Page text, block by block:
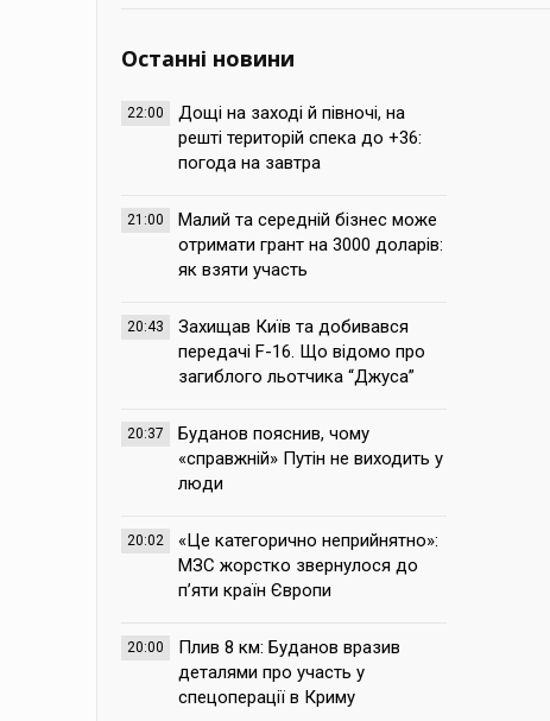
Останні новини
22:00
Дощі на заході й півночі, на
решті територій спека до +36:
погода на завтра
21:00
Малий та середній бізнес може
отримати грант на 3000 доларів:
як взяти участь
20:43
Захищав Київ та добивався
передачі F-16. Що відомо про
загиблого льотчика “Джуса”
20:37
Буданов пояснив, чому
«справжній» Путін не виходить у
люди
20:02
«Це категорично неприйнятно»:
МЗС жорстко звернулося до
п’яти країн Європи
20:00
Плив 8 км: Буданов вразив
деталями про участь у
спецоперації в Криму